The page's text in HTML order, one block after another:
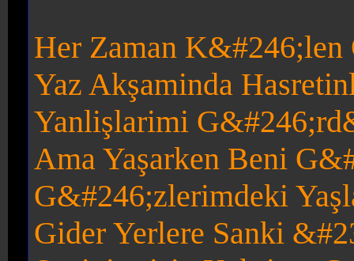
Her Zaman
Yaz Akşaminda
Yanlişlarimi
Ama Yaşarken Beni
G&#246;zlerimdeki
Gider Yerlere Sanki